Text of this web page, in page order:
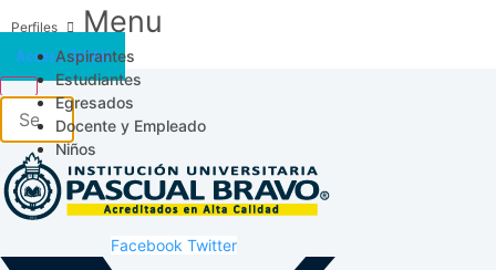
Menu
Aspirantes
Estudiantes
Egresados
Docente y Empleado
Niños
Acceso SICAU
Facebook Twitter